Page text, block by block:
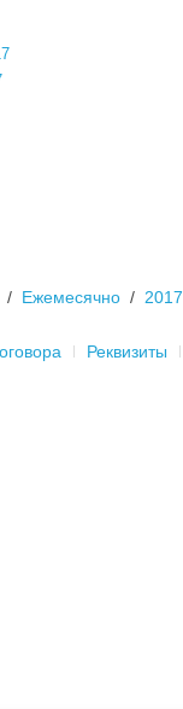
Ежемесячно 2017
Реквизиты